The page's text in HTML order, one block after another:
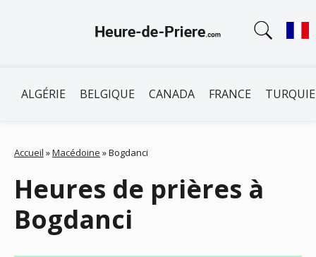
ALGÉRIE BELGIQUE CANADA FRANCE TURQUIE
Accueil »Macédoine »Bogdanci
Heures de prières à
Bogdanci